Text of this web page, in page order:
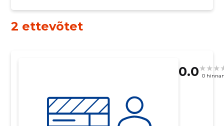
2 ettevõtet
0.0 0